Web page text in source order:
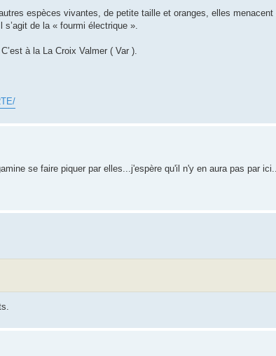
espèces vivantes, de petite taille et oranges, elles menacent
de la « fourmi électrique ».
à la La Croix Valmer ( Var ).
se faire piquer par elles...j'espère qu'il n'y en aura pas par